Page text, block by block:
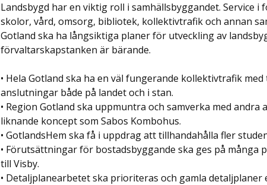
Landsbygd har en viktig roll i samhällsbyggandet. Service
skolor, vård, omsorg, bibliotek, kollektivtrafik och annan
Gotland ska ha långsiktiga planer för utveckling av
förvaltarskapstanken är bärande.
• Hela Gotland ska ha en väl fungerande kollektivtrafik
anslutningar både på landet och i stan.
• Region Gotland ska uppmuntra och samverka med
liknande koncept som Sabos Kombohus.
• GotlandsHem ska få i uppdrag att tillhandahålla fler
• Förutsättningar för bostadsbyggande ska ges på
till Visby.
• Detaljplanearbetet ska prioriteras och gamla